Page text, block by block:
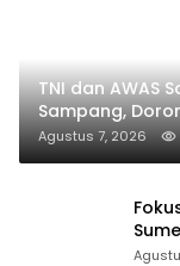
TNI dan AWAS
Sampang,
Agustus 7, 2026